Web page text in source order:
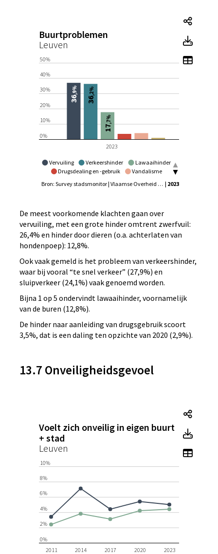
Buurtproblemen
Leuven
Vervuiling Verkeershinder
Lawaaihinder
Drugsdealing en -gebruik
Vandalisme
2023
0%
10%
20%
30%
40%
50%
36
,9%
36
,2%
17
,7%
Bron: Survey stadsmonitor | Vlaamse Overheid - Agentschap Binnenlands Bestuur, Statistiek Vlaanderen | 2023
Toon
De meest voorkomende klachten gaan over
vervuiling, met een grote hinder omtrent zwerfvuil:
26,4% en hinder door dieren (o.a. achterlaten van
hondenpoep): 12,8%.
Ook vaak gemeld is het probleem van verkeershinder,
waar bij vooral “te snel verkeer” (27,9%) en
sluipverkeer (24,1%) vaak genoemd worden.
Bijna 1 op 5 ondervindt lawaaihinder, voornamelijk
van de buren (12,8%).
De hinder naar aanleiding van drugsgebruik scoort
3,5%, dat is een daling ten opzichte van 2020 (2,9%).
13.7 Onveiligheidsgevoel
Voelt zich onveilig in eigen buurt
+ stad
Leuven
2011 2014 2017 2020 2023
0%
2%
4%
6%
8%
10%
Voelt
Voelt
Toon